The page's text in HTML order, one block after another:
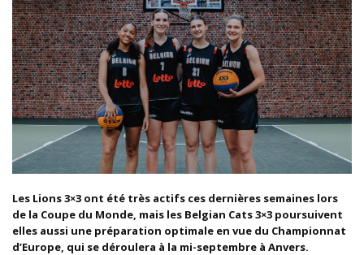
Les Lions 3×3 ont été très actifs ces dernières semaines lors
de la Coupe du Monde, mais les Belgian Cats 3×3 poursuivent
elles aussi une préparation optimale en vue du Championnat
d’Europe, qui se déroulera à la mi-septembre à Anvers.